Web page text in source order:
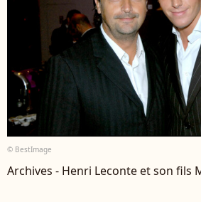
© BestImage
Archives - Henri Leconte et son fils